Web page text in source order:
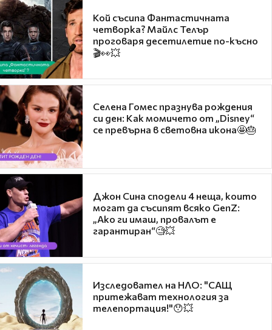
Кой съсипа Фантастичната
четворка? Майлс Телър
проговаря десетилетие по-късно
🎬👀💥
Селена Гомес празнува рождения
си ден: Как момичето от „Disney“
се превърна в световна икона🤩🎂
Джон Сина сподели 4 неща, които
могат да съсипят всяко GenZ:
„Ако ги имаш, провалът е
гарантиран“🧐💥
Изследовател на НЛО: "САЩ
притежават технология за
телепортация!"😯💥